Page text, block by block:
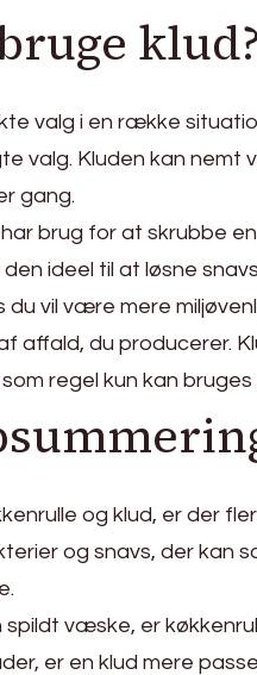
klud?
valg i en række
valg. Kluden kan
gang.
brug for at skrubbe
ideel til at løsne
vil være mere
du producerer.
regel kun kan bruges
og klud, er der
og snavs, der kan
væske, er
er en klud mere